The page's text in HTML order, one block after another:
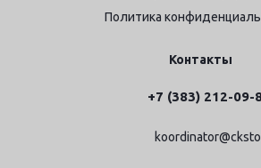
Политика
Контакты
+7 (383) 212-09-